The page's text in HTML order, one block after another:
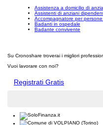
Assistenza a domicilio di
Assistenti di anziani
Accompagnatore per
Badanti in ospedale
Badante convivente
Su Cronoshare troverai i migliori
Vuoi lavorare con noi?
Registrati Gratis